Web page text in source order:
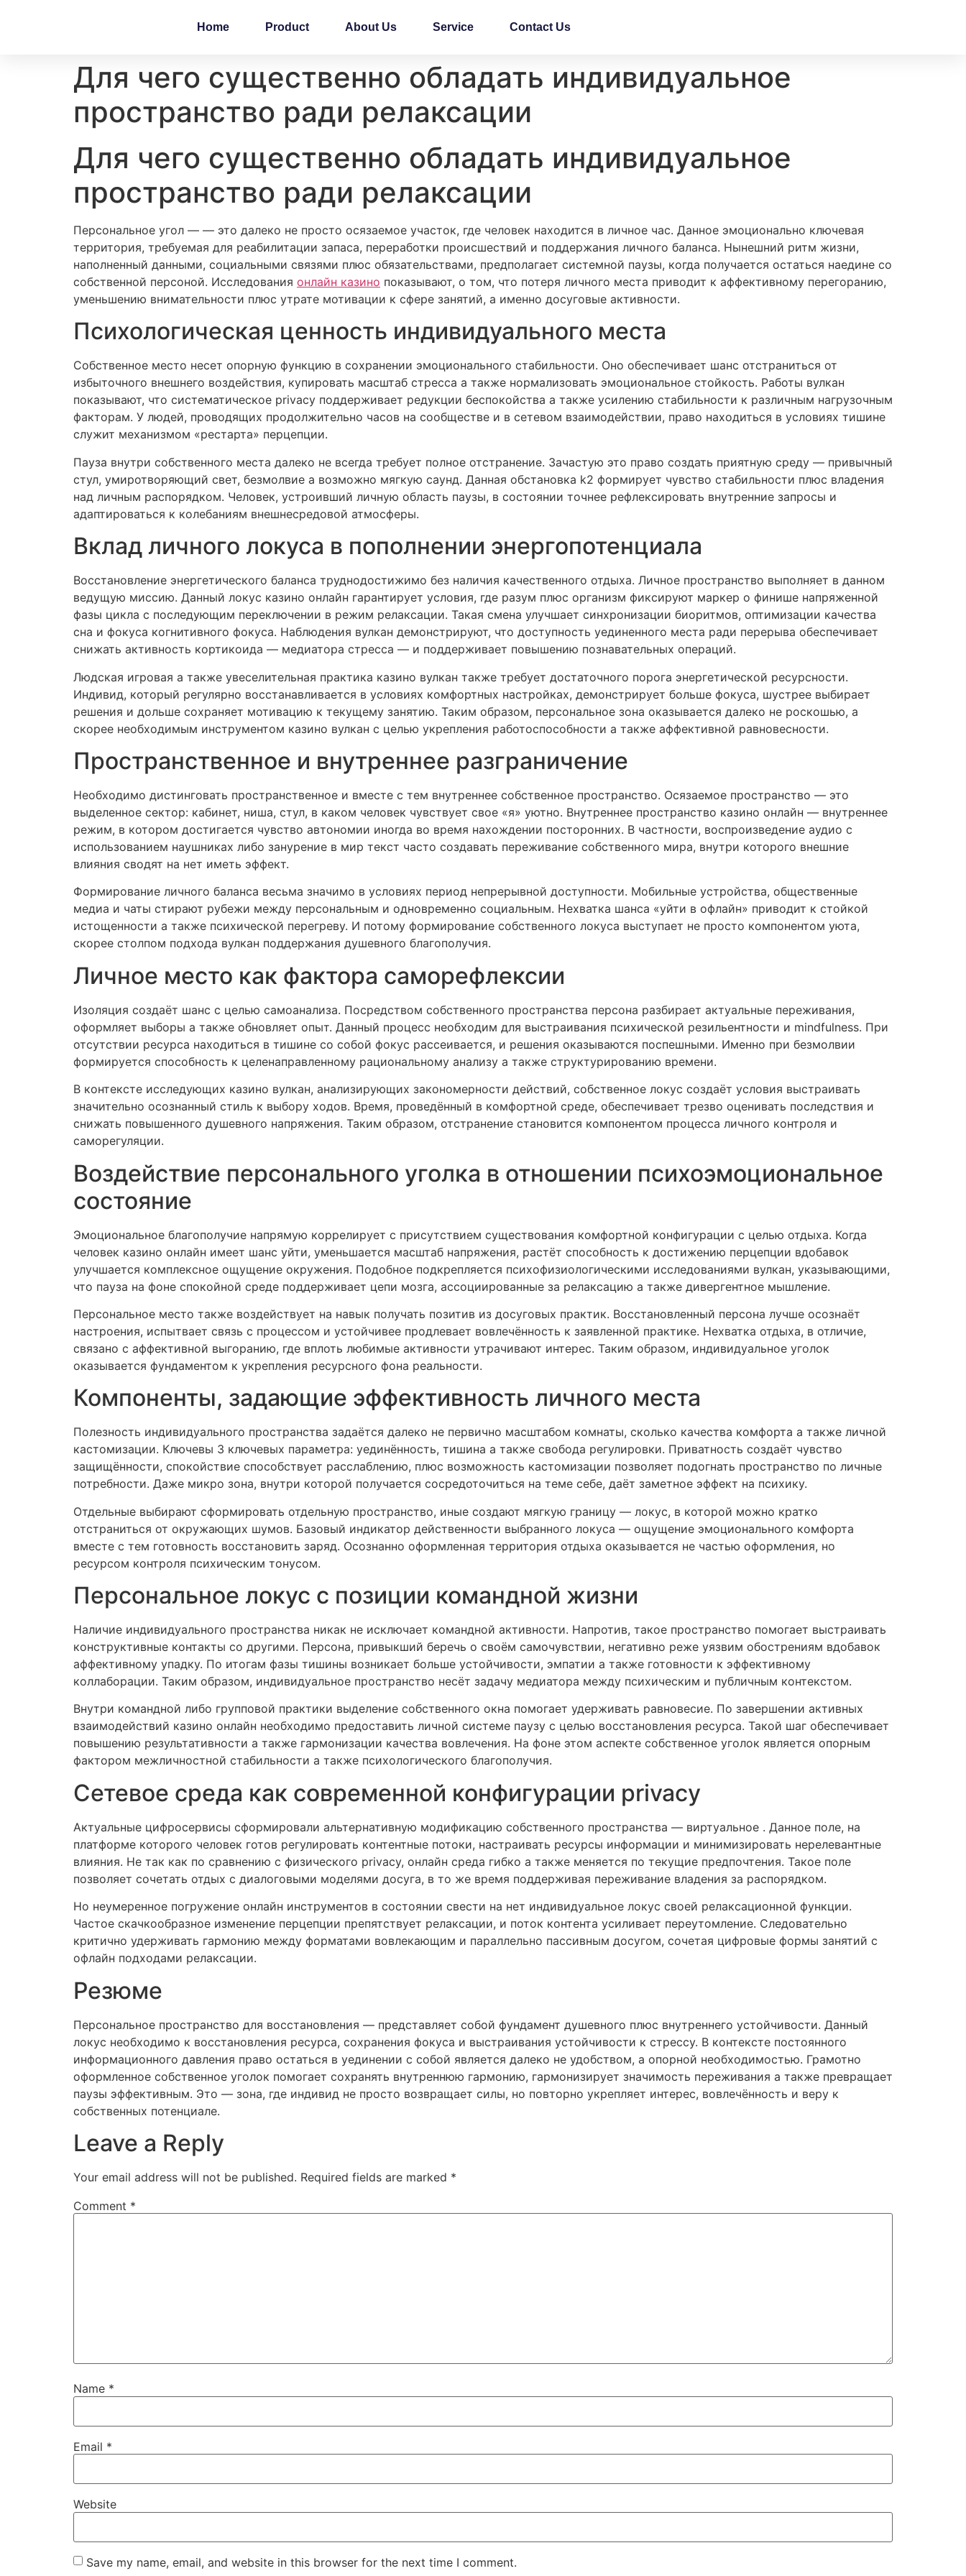
Home Product About Us Service Contact Us
Для чего существенно обладать индивидуальное
пространство ради релаксации
Для чего существенно обладать индивидуальное
пространство ради релаксации
Персональное угол — — это далеко не просто осязаемое участок, где человек находится в личное час. Данное эмоционально ключевая
территория, требуемая для реабилитации запаса, переработки происшествий и поддержания личного баланса. Нынешний ритм жизни,
наполненный данными, социальными связями плюс обязательствами, предполагает системной паузы, когда получается остаться наедине со
собственной персоной. Исследования онлайн казино показывают, о том, что потеря личного места приводит к аффективному перегоранию,
уменьшению внимательности плюс утрате мотивации к сфере занятий, а именно досуговые активности.
Психологическая ценность индивидуального места
Собственное место несет опорную функцию в сохранении эмоционального стабильности. Оно обеспечивает шанс отстраниться от
избыточного внешнего воздействия, купировать масштаб стресса а также нормализовать эмоциональное стойкость. Работы вулкан
показывают, что систематическое privacy поддерживает редукции беспокойства а также усилению стабильности к различным нагрузочным
факторам. У людей, проводящих продолжительно часов на сообществе и в сетевом взаимодействии, право находиться в условиях тишине
служит механизмом «рестарта» перцепции.
Пауза внутри собственного места далеко не всегда требует полное отстранение. Зачастую это право создать приятную среду — привычный
стул, умиротворяющий свет, безмолвие а возможно мягкую саунд. Данная обстановка k2 формирует чувство стабильности плюс владения
над личным распорядком. Человек, устроивший личную область паузы, в состоянии точнее рефлексировать внутренние запросы и
адаптироваться к колебаниям внешнесредовой атмосферы.
Вклад личного локуса в пополнении энергопотенциала
Восстановление энергетического баланса труднодостижимо без наличия качественного отдыха. Личное пространство выполняет в данном
ведущую миссию. Данный локус казино онлайн гарантирует условия, где разум плюс организм фиксируют маркер о финише напряженной
фазы цикла с последующим переключении в режим релаксации. Такая смена улучшает синхронизации биоритмов, оптимизации качества
сна и фокуса когнитивного фокуса. Наблюдения вулкан демонстрируют, что доступность уединенного места ради перерыва обеспечивает
снижать активность кортикоида — медиатора стресса — и поддерживает повышению познавательных операций.
Людская игровая а также увеселительная практика казино вулкан также требует достаточного порога энергетической ресурсности.
Индивид, который регулярно восстанавливается в условиях комфортных настройках, демонстрирует больше фокуса, шустрее выбирает
решения и дольше сохраняет мотивацию к текущему занятию. Таким образом, персональное зона оказывается далеко не роскошью, а
скорее необходимым инструментом казино вулкан с целью укрепления работоспособности а также аффективной равновесности.
Пространственное и внутреннее разграничение
Необходимо дистинговать пространственное и вместе с тем внутреннее собственное пространство. Осязаемое пространство — это
выделенное сектор: кабинет, ниша, стул, в каком человек чувствует свое «я» уютно. Внутреннее пространство казино онлайн — внутреннее
режим, в котором достигается чувство автономии иногда во время нахождении посторонних. В частности, воспроизведение аудио с
использованием наушниках либо занурение в мир текст часто создавать переживание собственного мира, внутри которого внешние
влияния сводят на нет иметь эффект.
Формирование личного баланса весьма значимо в условиях период непрерывной доступности. Мобильные устройства, общественные
медиа и чаты стирают рубежи между персональным и одновременно социальным. Нехватка шанса «уйти в офлайн» приводит к стойкой
истощенности а также психической перегреву. И потому формирование собственного локуса выступает не просто компонентом уюта,
скорее столпом подхода вулкан поддержания душевного благополучия.
Личное место как фактора саморефлексии
Изоляция создаёт шанс с целью самоанализа. Посредством собственного пространства персона разбирает актуальные переживания,
оформляет выборы а также обновляет опыт. Данный процесс необходим для выстраивания психической резильентности и mindfulness. При
отсутствии ресурса находиться в тишине со собой фокус рассеивается, и решения оказываются поспешными. Именно при безмолвии
формируется способность к целенаправленному рациональному анализу а также структурированию времени.
В контексте исследующих казино вулкан, анализирующих закономерности действий, собственное локус создаёт условия выстраивать
значительно осознанный стиль к выбору ходов. Время, проведённый в комфортной среде, обеспечивает трезво оценивать последствия и
снижать повышенного душевного напряжения. Таким образом, отстранение становится компонентом процесса личного контроля и
саморегуляции.
Воздействие персонального уголка в отношении психоэмоциональное
состояние
Эмоциональное благополучие напрямую коррелирует с присутствием существования комфортной конфигурации с целью отдыха. Когда
человек казино онлайн имеет шанс уйти, уменьшается масштаб напряжения, растёт способность к достижению перцепции вдобавок
улучшается комплексное ощущение окружения. Подобное подкрепляется психофизиологическими исследованиями вулкан, указывающими,
что пауза на фоне спокойной среде поддерживает цепи мозга, ассоциированные за релаксацию а также дивергентное мышление.
Персональное место также воздействует на навык получать позитив из досуговых практик. Восстановленный персона лучше осознаёт
настроения, испытвает связь с процессом и устойчивее продлевает вовлечённость к заявленной практике. Нехватка отдыха, в отличие,
связано с аффективной выгоранию, где вплоть любимые активности утрачивают интерес. Таким образом, индивидуальное уголок
оказывается фундаментом к укрепления ресурсного фона реальности.
Компоненты, задающие эффективность личного места
Полезность индивидуального пространства задаётся далеко не первично масштабом комнаты, сколько качества комфорта а также личной
кастомизации. Ключевы 3 ключевых параметра: уединённость, тишина а также свобода регулировки. Приватность создаёт чувство
защищённости, спокойствие способствует расслаблению, плюс возможность кастомизации позволяет подогнать пространство по личные
потребности. Даже микро зона, внутри которой получается сосредоточиться на теме себе, даёт заметное эффект на психику.
Отдельные выбирают сформировать отдельную пространство, иные создают мягкую границу — локус, в которой можно кратко
отстраниться от окружающих шумов. Базовый индикатор действенности выбранного локуса — ощущение эмоционального комфорта
вместе с тем готовность восстановить заряд. Осознанно оформленная территория отдыха оказывается не частью оформления, но
ресурсом контроля психическим тонусом.
Персональное локус с позиции командной жизни
Наличие индивидуального пространства никак не исключает командной активности. Напротив, такое пространство помогает выстраивать
конструктивные контакты cо другими. Персона, привыкший беречь о своём самочувствии, негативно реже уязвим обострениям вдобавок
аффективному упадку. По итогам фазы тишины возникает больше устойчивости, эмпатии а также готовности к эффективному
коллаборации. Таким образом, индивидуальное пространство несёт задачу медиатора между психическим и публичным контекстом.
Внутри командной либо групповой практики выделение собственного окна помогает удерживать равновесие. По завершении активных
взаимодействий казино онлайн необходимо предоставить личной системе паузу с целью восстановления ресурса. Такой шаг обеспечивает
повышению результативности а также гармонизации качества вовлечения. На фоне этом аспекте собственное уголок является опорным
фактором межличностной стабильности а также психологического благополучия.
Сетевое среда как современной конфигурации privacy
Актуальные цифросервисы сформировали альтернативную модификацию собственного пространства — виртуальное . Данное поле, на
платформе которого человек готов регулировать контентные потоки, настраивать ресурсы информации и минимизировать нерелевантные
влияния. Не так как по сравнению с физического privacy, онлайн среда гибко а также меняется по текущие предпочтения. Такое поле
позволяет сочетать отдых с диалоговыми моделями досуга, в то же время поддерживая переживание владения за распорядком.
Но неумеренное погружение онлайн инструментов в состоянии свести на нет индивидуальное локус своей релаксационной функции.
Частое скачкообразное изменение перцепции препятствует релаксации, и поток контента усиливает переутомление. Следовательно
критично удерживать гармонию между форматами вовлекающим и параллельно пассивным досугом, сочетая цифровые формы занятий с
офлайн подходами релаксации.
Резюме
Персональное пространство для восстановления — представляет собой фундамент душевного плюс внутреннего устойчивости. Данный
локус необходимо к восстановления ресурса, сохранения фокуса и выстраивания устойчивости к стрессу. В контексте постоянного
информационного давления право остаться в уединении с собой является далеко не удобством, а опорной необходимостью. Грамотно
оформленное собственное уголок помогает сохранять внутреннюю гармонию, гармонизирует значимость переживания а также превращает
паузы эффективным. Это — зона, где индивид не просто возвращает силы, но повторно укрепляет интерес, вовлечённость и веру к
собственных потенциале.
Leave a Reply
Your email address will not be published. Required fields are marked *
Comment *
Name *
Email *
Website
Save my name, email, and website in this browser for the next time I comment.